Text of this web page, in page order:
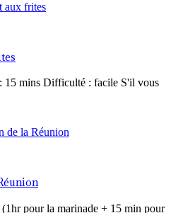
15 mins Difficulté : facile S'il vous
pour la marinade + 15 min pour